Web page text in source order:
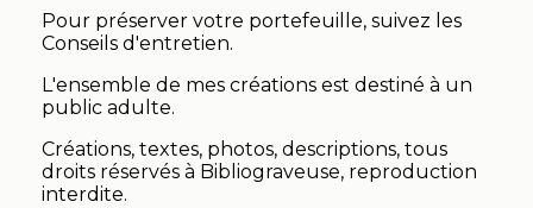
Pour préserver votre portefeuille, suivez les
Conseils d'entretien.
L'ensemble de mes créations est destiné à un
public adulte.
Créations, textes, photos, descriptions, tous
droits réservés à Bibliograveuse, reproduction
interdite.